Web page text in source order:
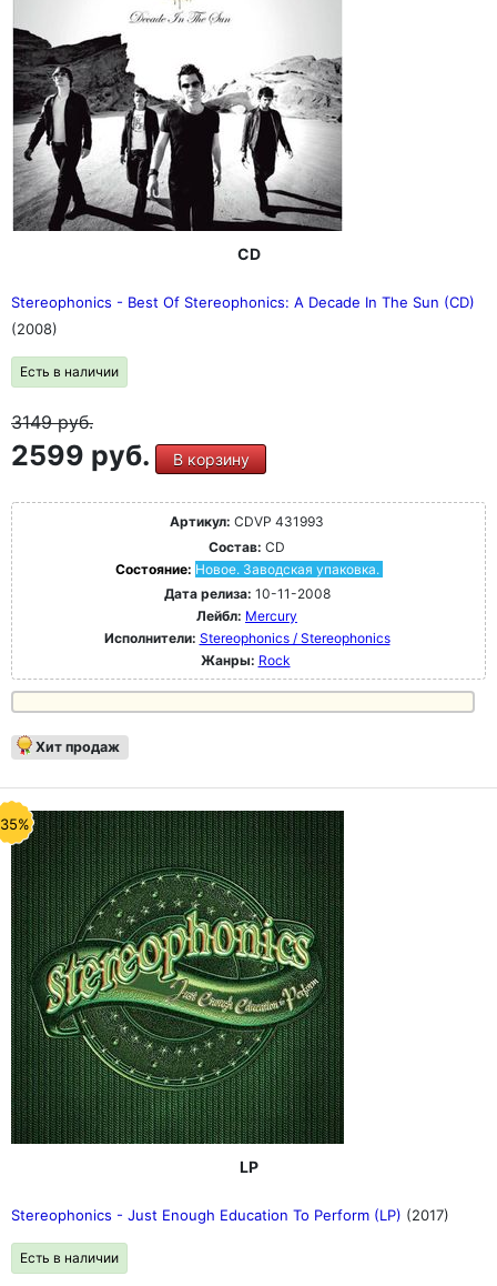
CD
Stereophonics - Best Of Stereophonics: A Decade In The Sun (CD)
(2008)
Есть в наличии
3149руб.
2599 руб. В корзину
Артикул: CDVP 431993
Состав: CD
Состояние: Новое. Заводская упаковка.
Дата релиза: 10-11-2008
Лейбл: Mercury
Исполнители: Stereophonics / Stereophonics
Жанры: Rock
Хит продаж
LP
Stereophonics - Just Enough Education To Perform (LP) (2017)
Есть в наличии